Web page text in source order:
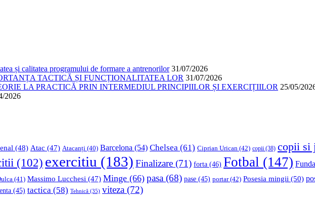
și calitatea programului de formare a antrenorilor 31/07/2026
TACTICĂ ȘI FUNCȚIONALITATEA LOR 31/07/2026
LA PRACTICĂ PRIN INTERMEDIUL PRINCIPIILOR ȘI EXERCIȚIILOR 25/05/
2026
(48) Atac (47) Atacanți (40) Barcelona (54) Chelsea (61) Ciprian Urican (42) copii (38) copii si
(102) exercitiu (183) Finalizare (71) forta (46) Fotbal (147)
(41) Massimo Lucchesi (47) Minge (66) pasa (68) pase (45) portar(42) Posesia mingii (50)
(45) tactica (58) Tehnică (35) viteza (72)